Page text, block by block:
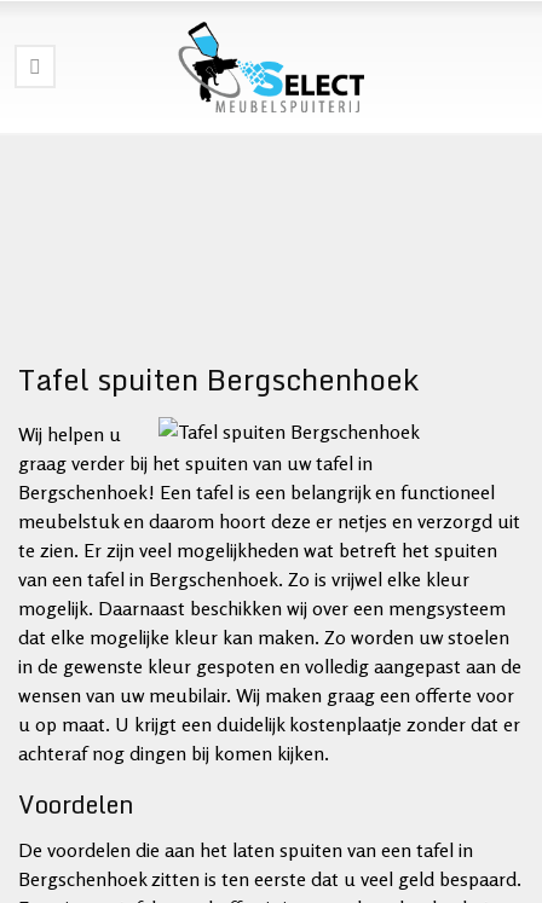
Tafel spuiten Bergschenhoek
Wij helpen u
graag verder bij het spuiten van uw tafel in
Bergschenhoek! Een tafel is een belangrijk en functioneel
meubelstuk en daarom hoort deze er netjes en verzorgd uit
te zien. Er zijn veel mogelijkheden wat betreft het spuiten
van een tafel in Bergschenhoek. Zo is vrijwel elke kleur
mogelijk. Daarnaast beschikken wij over een mengsysteem
dat elke mogelijke kleur kan maken. Zo worden uw stoelen
in de gewenste kleur gespoten en volledig aangepast aan de
wensen van uw meubilair. Wij maken graag een offerte voor
u op maat. U krijgt een duidelijk kostenplaatje zonder dat er
achteraf nog dingen bij komen kijken.
Voordelen
De voordelen die aan het laten spuiten van een tafel in
Bergschenhoek zitten is ten eerste dat u veel geld bespaard.